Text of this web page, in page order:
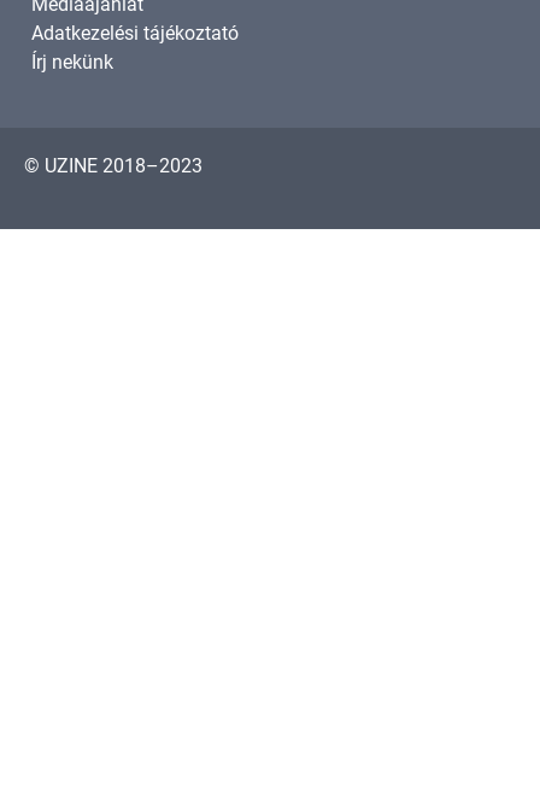
Médiaajánlat
Adatkezelési tájékoztató
Írj nekünk
© UZINE 2018–2023